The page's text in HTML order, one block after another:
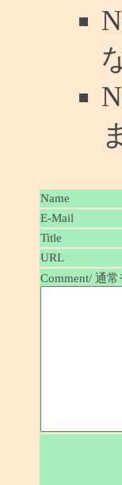
Name
E-Mail
Title
URL
Comment/ 通